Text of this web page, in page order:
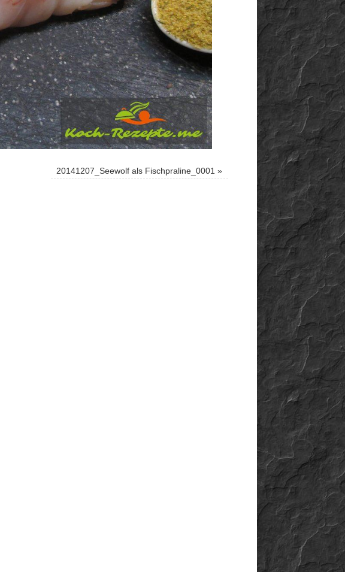
20141207_Seewolf als Fischpraline_0001 »